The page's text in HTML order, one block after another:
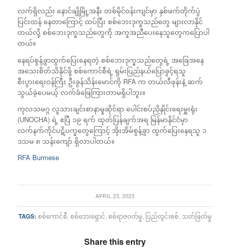
လက်ရှိလည်း နောင်ချိုမြို့အနီး တစ်မိုင်ဝန်းကျင်မှာ နှစ်ဖက်တိုက်ပွဲ
ပြင်းထန် နေတာကြောင့် ထပ်ပြီး စစ်ဘေးဒုက္ခသည်တွေ များလာနိုင်
တယ်လို့ စစ်ဘေးဒုက္ခသည်တွေကို အကူအညီပေးနေသူတွေကပြောပါ
တယ်။
နေရပ်စွန့်ခွာထွက်ပြေးနေရတဲ့ စစ်ဘေးဒုက္ခသည်တွေရဲ့ အခြေအနေ
အသေးစိတ်သိနိုင်ဖို့ စစ်ကောင်စီရဲ့ ရှမ်းပြည်နယ်ပြောခွင့်ရသူ
စီးပွားရေးဝန်ကြီး ဦးခွန်သိန်းမောင်ကို RFA က တယ်လီဖုန်းနဲ့ ဆက်
သွယ်ခဲ့ပေမယ့် လက်ခံဖြေကြားတာမရှိပါဘူး။
ကုလသမဂ္ဂ လူသားချင်းစာနာမှုဆိုင်ရာ ပေါင်းစပ်ညှိနှိုင်းရေးမှူးရုံး
(UNOCHA) ရဲ့ ဧပြီ ၁၉ ရက် ထုတ်ပြန်ချက်အရ မြန်မာနိုင်ငံမှာ
လက်နက်ကိုင်ပဋိပက္ခတွေကြောင့် အိုးအိမ်စွန့်ခွာ ထွက်ပြေးနေရသူ ၁
ဒသမ ၈ သန်းကျော် ရှိလာပါတယ်။
RFA Burmese
APRIL 23, 2023
TAGS: စစ်ကောင်စီ စစ်ဘေးရှောင် စစ်ရာဇဝတ်မှု, ပြည်တွင်းစစ် သတ်ဖြတ်မှု
Share this entry